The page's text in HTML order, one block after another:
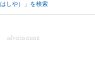
しや）」を検索
advertisement